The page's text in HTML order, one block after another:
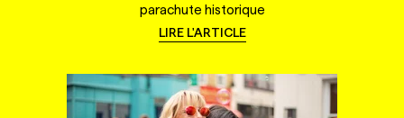
parachute historique
LIRE L'ARTICLE